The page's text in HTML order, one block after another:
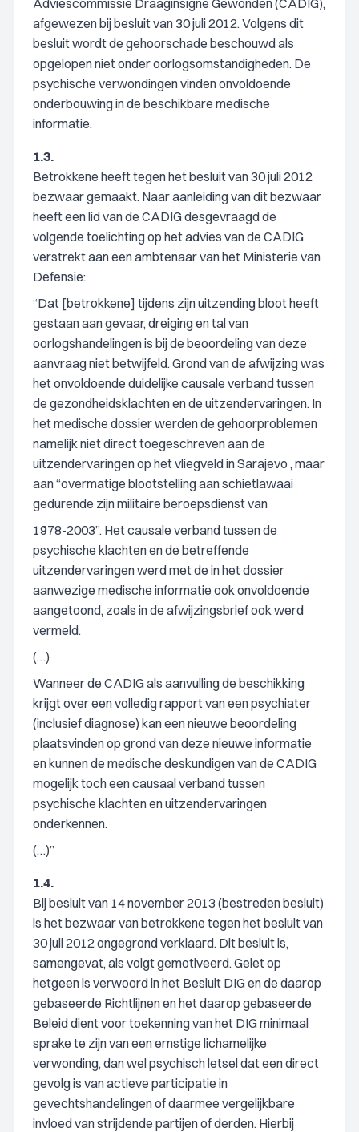
Adviescommissie Draaginsigne Gewonden (CADIG),
afgewezen bij besluit van 30 juli 2012. Volgens dit
besluit wordt de gehoorschade beschouwd als
opgelopen niet onder oorlogsomstandigheden. De
psychische verwondingen vinden onvoldoende
onderbouwing in de beschikbare medische
informatie.
1.3.
Betrokkene heeft tegen het besluit van 30 juli 2012
bezwaar gemaakt. Naar aanleiding van dit bezwaar
heeft een lid van de CADIG desgevraagd de
volgende toelichting op het advies van de CADIG
verstrekt aan een ambtenaar van het Ministerie van
Defensie:
“Dat [betrokkene] tijdens zijn uitzending bloot heeft
gestaan aan gevaar, dreiging en tal van
oorlogshandelingen is bij de beoordeling van deze
aanvraag niet betwijfeld. Grond van de afwijzing was
het onvoldoende duidelijke causale verband tussen
de gezondheidsklachten en de uitzendervaringen. In
het medische dossier werden de gehoorproblemen
namelijk niet direct toegeschreven aan de
uitzendervaringen op het vliegveld in Sarajevo , maar
aan “overmatige blootstelling aan schietlawaai
gedurende zijn militaire beroepsdienst van
1978-2003”. Het causale verband tussen de
psychische klachten en de betreffende
uitzendervaringen werd met de in het dossier
aanwezige medische informatie ook onvoldoende
aangetoond, zoals in de afwijzingsbrief ook werd
vermeld.
(…)
Wanneer de CADIG als aanvulling de beschikking
krijgt over een volledig rapport van een psychiater
(inclusief diagnose) kan een nieuwe beoordeling
plaatsvinden op grond van deze nieuwe informatie
en kunnen de medische deskundigen van de CADIG
mogelijk toch een causaal verband tussen
psychische klachten en uitzendervaringen
onderkennen.
(…)”
1.4.
Bij besluit van 14 november 2013 (bestreden besluit)
is het bezwaar van betrokkene tegen het besluit van
30 juli 2012 ongegrond verklaard. Dit besluit is,
samengevat, als volgt gemotiveerd. Gelet op
hetgeen is verwoord in het Besluit DIG en de daarop
gebaseerde Richtlijnen en het daarop gebaseerde
Beleid dient voor toekenning van het DIG minimaal
sprake te zijn van een ernstige lichamelijke
verwonding, dan wel psychisch letsel dat een direct
gevolg is van actieve participatie in
gevechtshandelingen of daarmee vergelijkbare
invloed van strijdende partijen of derden. Hierbij